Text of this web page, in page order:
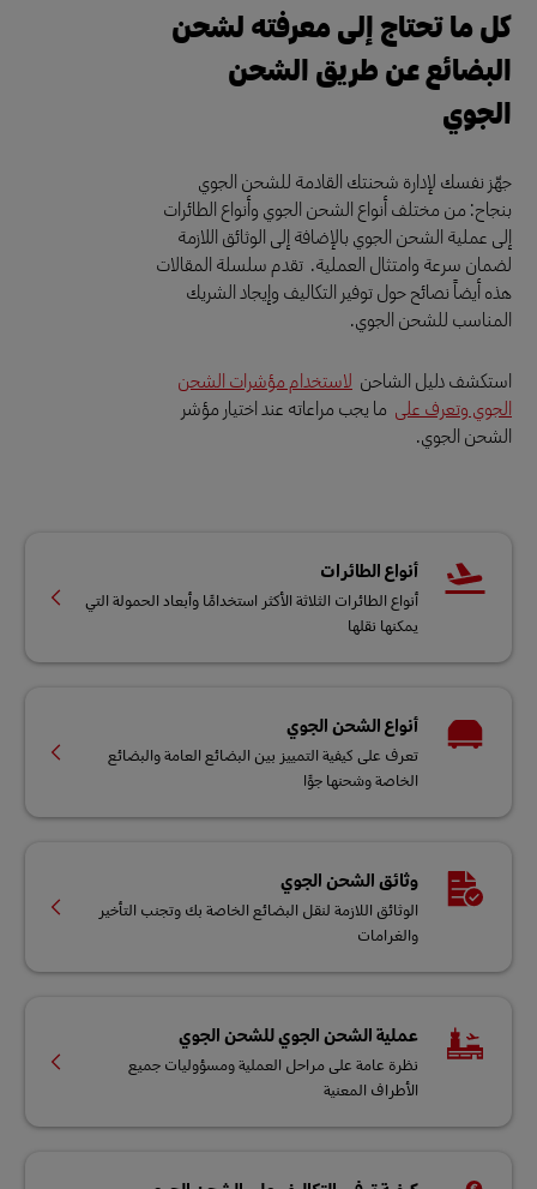
كل ما تحتاج إلى معرفته لشحن
البضائع عن طريق الشحن
الجوي
جهّز نفسك لإدارة شحنتك القادمة للشحن الجوي
بنجاح: من مختلف أنواع الشحن الجوي وأنواع الطائرات
إلى عملية الشحن الجوي بالإضافة إلى الوثائق اللازمة
لضمان سرعة وامتثال العملية. تقدم سلسلة المقالات
هذه أيضاً نصائح حول توفير التكاليف وإيجاد الشريك
المناسب للشحن الجوي.
استكشف دليل الشاحن لاستخدام مؤشرات الشحن
الجوي وتعرف على ما يجب مراعاته عند اختيار مؤشر
الشحن الجوي.
أنواع الطائرات
أنواع الطائرات الثلاثة الأكثر استخدامًا وأبعاد الحمولة التي
يمكنها نقلها
أنواع الشحن الجوي
تعرف على كيفية التمييز بين البضائع العامة والبضائع
الخاصة وشحنها جوًا
وثائق الشحن الجوي
الوثائق اللازمة لنقل البضائع الخاصة بك وتجنب التأخير
والغرامات
عملية الشحن الجوي للشحن الجوي
نظرة عامة على مراحل العملية ومسؤوليات جميع
الأطراف المعنية